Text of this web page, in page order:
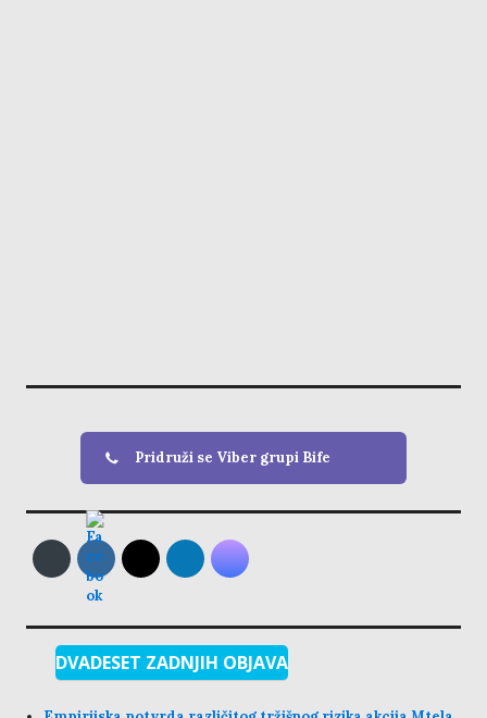
Pridruži se Viber grupi Bife
DVADESET ZADNJIH OBJAVA